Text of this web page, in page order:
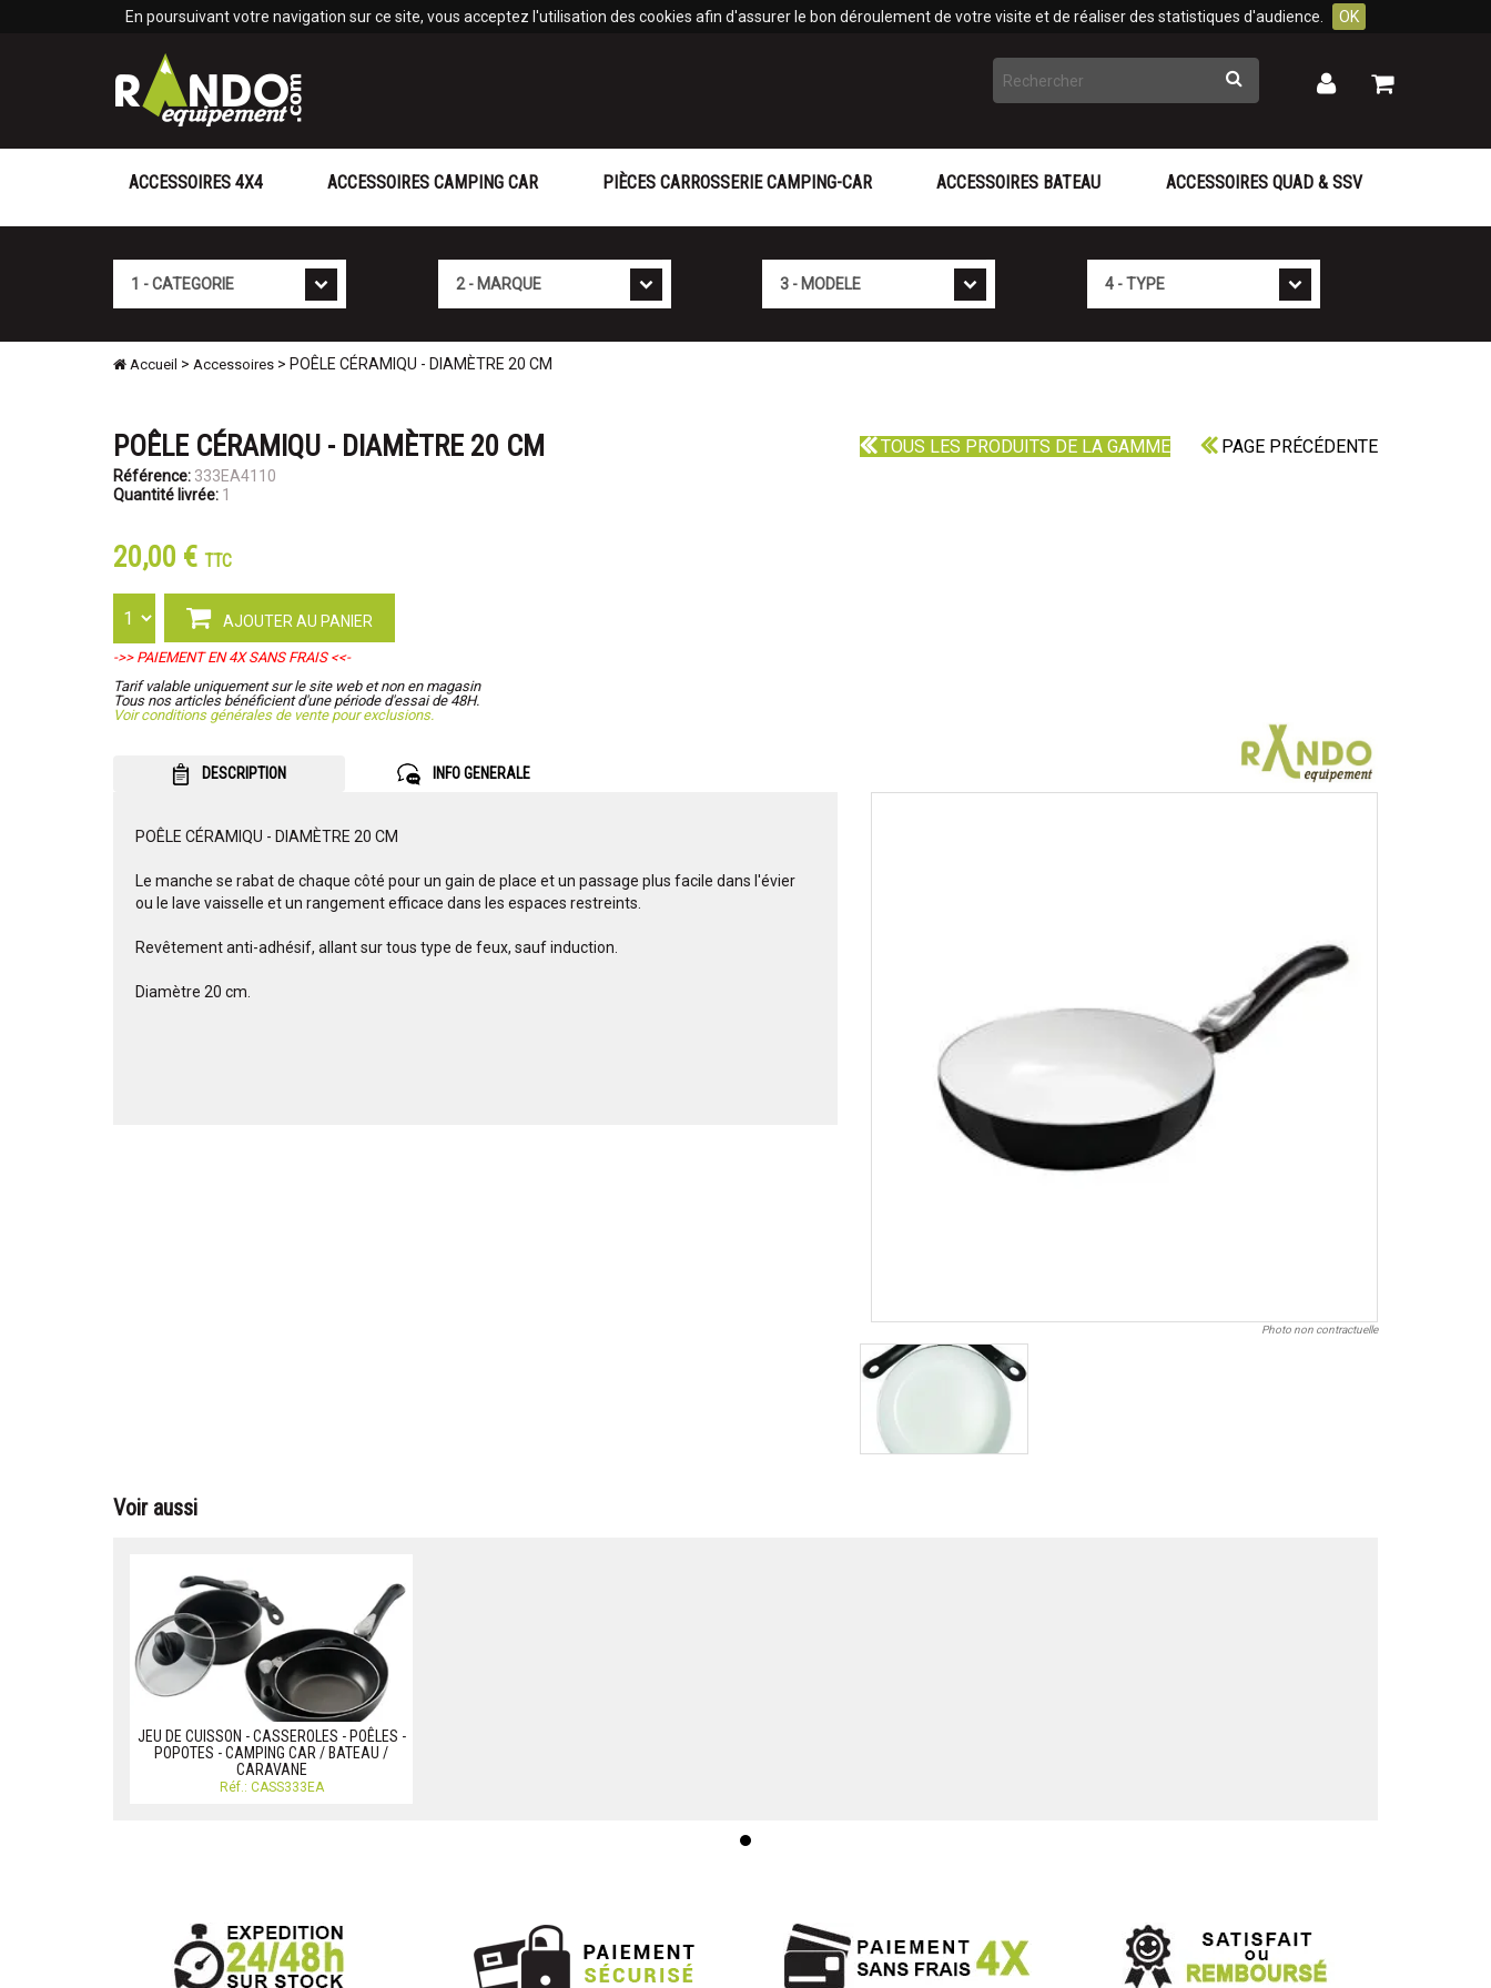
En poursuivant votre navigation sur ce site, vous acceptez l'utilisation des cookies afin d'assurer le bon déroulement de votre visite et de réaliser des statistiques d'audience. OK
Rechercher Mon
Mon
ACCESSOIRES 4X4 ACCESSOIRES CAMPING CAR PIÈCES CARROSSERIE CAMPING-CAR ACCESSOIRES BATEAU ACCESSOIRES QUAD & SSV
Accueil > Accessoires > POÊLE CÉRAMIQU - DIAMÈTRE 20 CM
TOUS LES PRODUITS DE LA GAMME PAGE PRÉCÉDENTE
POÊLE CÉRAMIQU - DIAMÈTRE 20 CM
Référence: 333EA4110
Quantité livrée: 1
20,00 € TTC
AJOUTER AU PANIER
->> PAIEMENT EN 4X SANS FRAIS <<-
Tarif valable uniquement sur le site web et non en magasin
Tous nos articles bénéficient d'une période d'essai de 48H.
Voir conditions générales de vente pour exclusions.
DESCRIPTION INFO GENERALE
POÊLE CÉRAMIQU - DIAMÈTRE 20 CM
Le manche se rabat de chaque côté pour un gain de place et un passage plus facile dans l'évier
ou le lave vaisselle et un rangement efficace dans les espaces restreints.
Revêtement anti-adhésif, allant sur tous type de feux, sauf induction.
Diamètre 20 cm.
Photo non contractuelle
Voir aussi
JEU DE CUISSON - CASSEROLES - POÊLES -
POPOTES - CAMPING CAR / BATEAU /
CARAVANE
Réf.: CASS333EA
Panneau de gestion des cookies